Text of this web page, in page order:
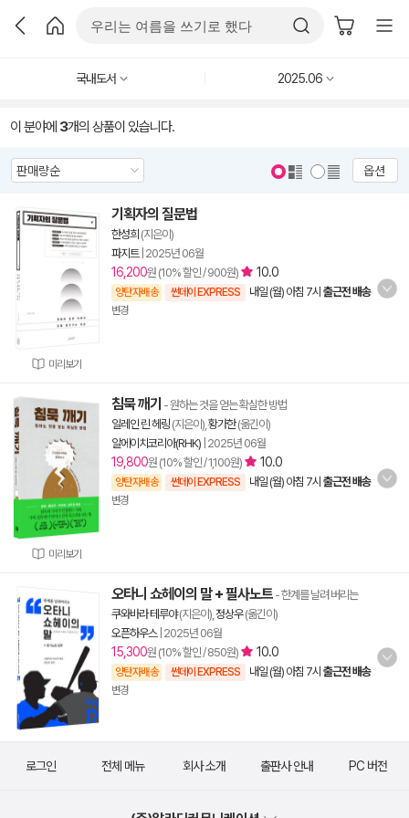
국내도서 2025.06
이 분야에 3개의 상품이 있습니다.
옵션
미리보기
기획자의 질문법
한성희 (지은이)
파지트| 2025년 06월
16,200원 (10% 할인 / 900원) 10.0
양탄자배송 썬데이 EXPRESS 내일 (월) 아침 7시 출근전 배송
변경
미리보기
침묵 깨기 - 원하는 것을 얻는 확실한 방법
일레인 린 헤링 (지은이), 황가한(옮긴이)
알에이치코리아(RHK) 2025년 06월
19,800원 (10% 할인 / 1,100원) 10.0
양탄자배송 썬데이 EXPRESS 내일 (월) 아침 7시 출근전 배송
변경
오타니 쇼헤이의 말 + 필사노트 - 한계를 날려 버리는
쿠와바라 테루야(지은이), 정상우(옮긴이)
오픈하우스| 2025년 06월
15,300원 (10% 할인 / 850원) 10.0
양탄자배송 썬데이 EXPRESS 내일 (월) 아침 7시 출근전 배송
변경
로그인 전체 메뉴 회사 소개 출판사 안내 PC 버전